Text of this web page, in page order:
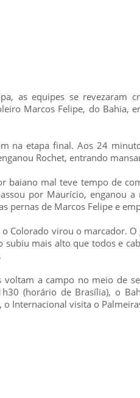
as equipes se revezaram
Marcos Felipe, do Bahia,
na etapa final. Aos 24
Rochet, entrando
baiano mal teve tempo de
por Maurício, enganou
pernas de Marcos Felipe e
Colorado virou o marcador.
subiu mais alto que todos e
voltam a campo no meio de
(horário de Brasília), o
o Internacional visita o